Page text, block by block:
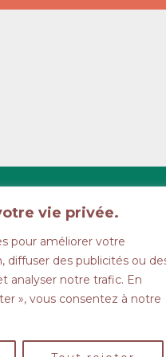
vie privée.
pour améliorer votre
diffuser des publicités ou
analyser notre trafic. En
», vous consentez à notre
6 route d'Aunay
Les lundis, mardis,